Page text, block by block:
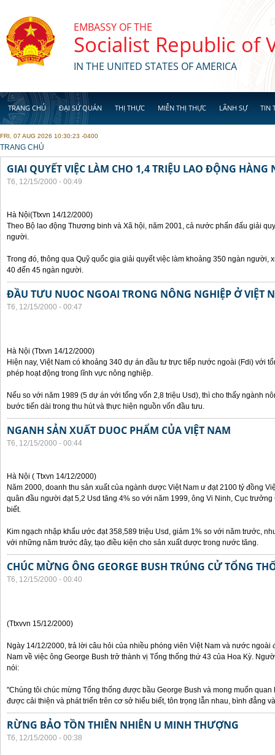
EMBASSY OF THE
Socialist Republic of
IN THE UNITED STATES OF AMERICA
TRANG CHỦ ĐẠI SỨ QUÁN THỊ THỰC MIỄN THỊ THỰC LÃNH SỰ TIN
FRI, 07 AUG 2026 10:30:23 -0400
YOU ARE HERE
TRANG CHỦ
GIAI QUYẾT VIỆC LÀM CHO 1,4 TRIỆU LAO ĐỘNG HÀNG
T6, 12/15/2000 - 00:49
Hà Nội(Ttxvn 14/12/2000)
Theo Bộ lao động Thương binh và Xã hội, năm 2001, cả nước phấn đấu giải
người.
Trong đó, thông qua Quỹ quốc gia giải quyết việc làm khoảng 350 ngàn người,
40 đến 45 ngàn người.
ĐẦU TƯU NUOC NGOAI TRONG NÔNG NGHIỆP Ở VIỆT
T6, 12/15/2000 - 00:47
Hà Nội (Ttxvn 14/12/2000)
Hiện nay, Việt Nam có khoảng 340 dự án đầu tư trực tiếp nước ngoài (Fdi) với
phép hoạt động trong lĩnh vực nông nghiệp.
Nếu so với năm 1989 (5 dự án với tổng vốn 2,8 triệu Usd), thì cho thấy ngành
bước tiến dài trong thu hút và thực hiện nguồn vốn đầu tưu.
NGANH SẢN XUẤT DUOC PHẨM CỦA VIỆT NAM
T6, 12/15/2000 - 00:44
Hà Nội ( Ttxvn 14/12/2000)
Năm 2000, doanh thu sản xuất của ngành dược Việt Nam ư đạt 2100 tỷ đồng
quân đầu người đạt 5,2 Usd tăng 4% so với năm 1999, ông Vi Ninh, Cục
biết.
Kim ngạch nhập khẩu ước đạt 358,589 triệu Usd, giảm 1% so với năm trước,
với những năm trước đây, tạo điều kiện cho sản xuất dược trong nước tăng.
CHÚC MỪNG ÔNG GEORGE BUSH TRÚNG CỬ TỔNG
T6, 12/15/2000 - 00:40
(Ttxvvn 15/12/2000)
Ngày 14/12/2000, trả lời câu hỏi của nhiều phóng viên Việt Nam và nước ngoài
Nam về việc ông George Bush trở thành vị Tổng thống thứ 43 của Hoa Kỳ.
nói:
"Chúng tôi chúc mừng Tổng thống được bầu George Bush và mong muốn
được cải thiện và phát triển trên cơ sở hiểu biết, tôn trọng lẫn nhau, bình đẳng
RỪNG BẢO TỒN THIÊN NHIÊN U MINH THƯỢNG
T6, 12/15/2000 - 00:38